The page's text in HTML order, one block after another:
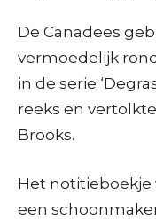
De Canadees
vermoedelijk
in de serie
reeks en
Brooks.
Het notitieboekje
een